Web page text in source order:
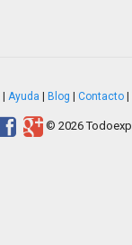
Ayuda Blog Contacto
© 2026